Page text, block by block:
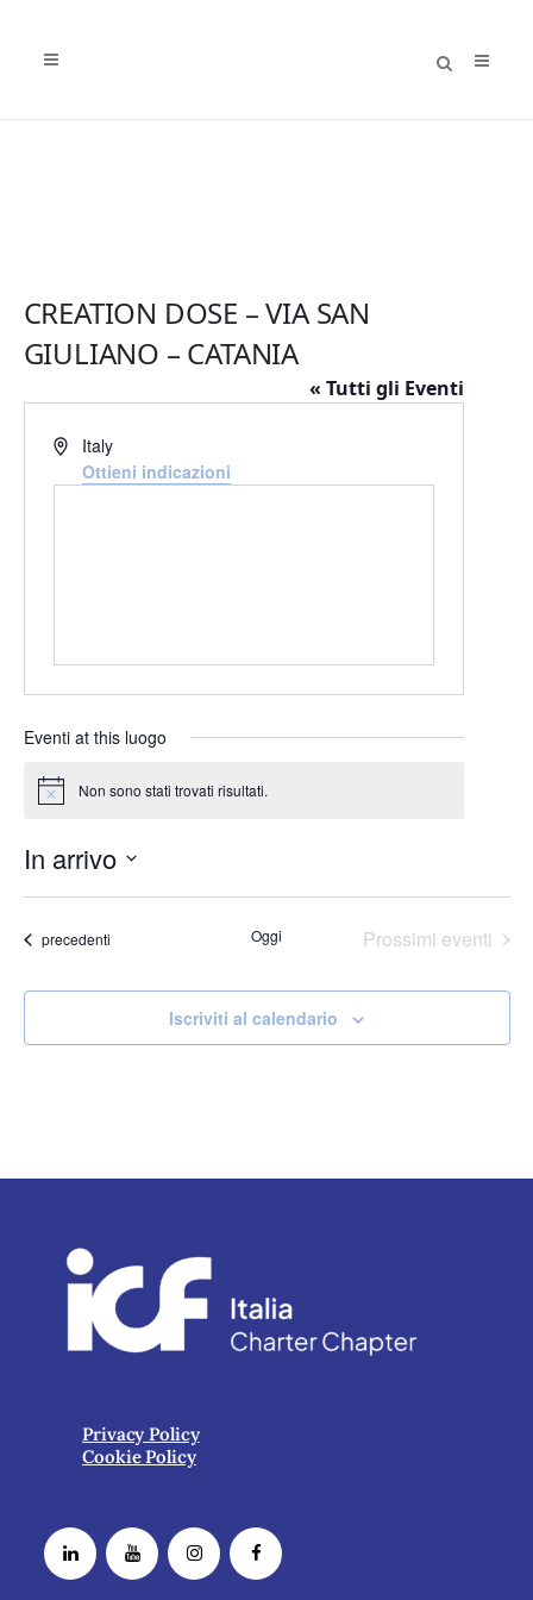
CREATION DOSE – VIA SAN
GIULIANO – CATANIA
« Tutti gli Eventi
Indirizzo
Italy
Ottieni indicazioni
Eventi at this luogo
Notice Non sono stati trovati risultati.
In arrivo
Seleziona
data.
Eventi
precedenti Oggi Prossimi eventi
Iscriviti al calendario
Privacy Policy
Cookie Policy